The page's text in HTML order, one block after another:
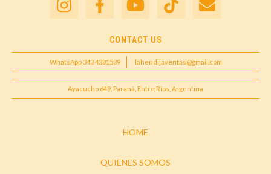
CONTACT US
WhatsApp 343 4381539 lahendijaventas@gmail.com
Ayacucho 649, Paraná, Entre Ríos, Argentina
HOME
QUIENES SOMOS